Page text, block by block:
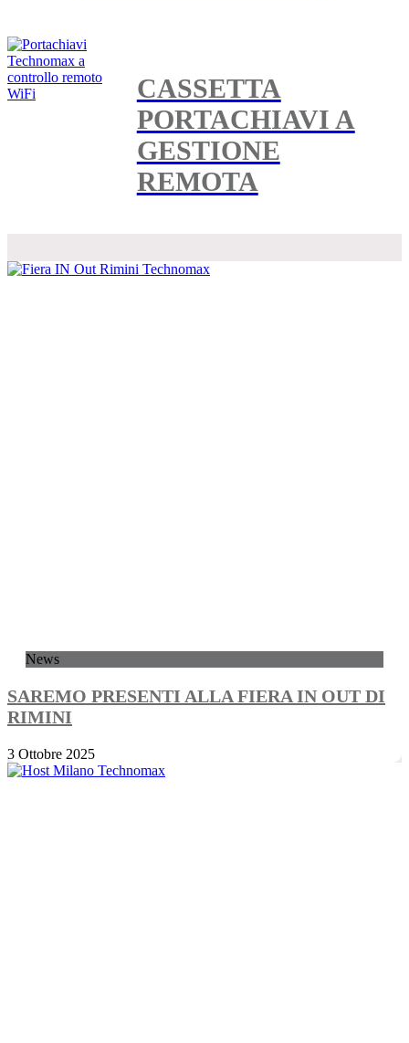
CASSETTA
PORTACHIAVI A
GESTIONE
REMOTA
News
SAREMO PRESENTI ALLA FIERA IN OUT DI
RIMINI
3 Ottobre 2025